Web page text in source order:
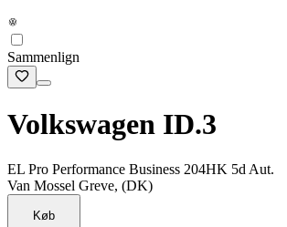
Sammenlign
Volkswagen ID.3
EL Pro Performance Business 204HK 5d Aut.
Van Mossel Greve, (DK)
Køb